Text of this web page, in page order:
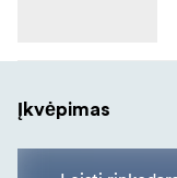
Įkvėpimas